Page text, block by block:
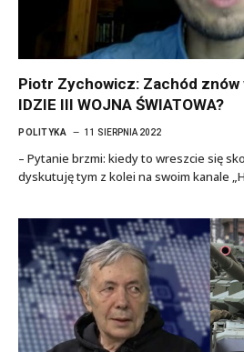
Piotr Zychowicz: Zachód znów
IDZIE III WOJNA ŚWIATOWA?
POLITYKA 11 SIERPNIA 2022
– Pytanie brzmi: kiedy to wreszcie się
dyskutuję tym z kolei na swoim kanale